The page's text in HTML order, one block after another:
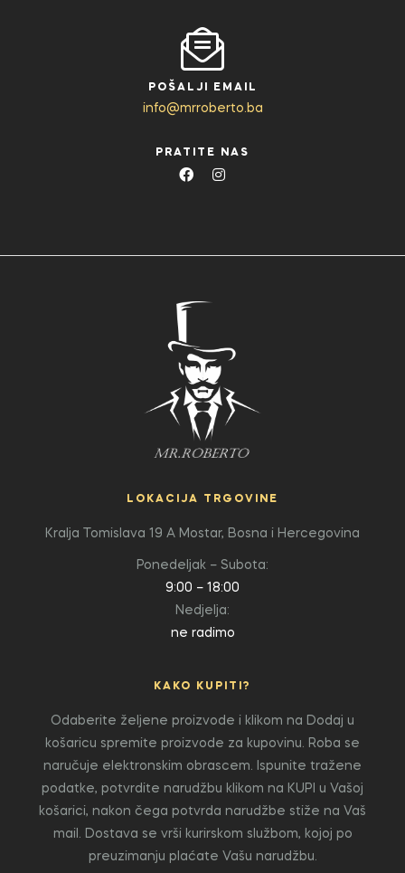
POŠALJI EMAIL
info@mrroberto.ba
PRATITE NAS
LOKACIJA TRGOVINE
Kralja Tomislava 19 A Mostar, Bosna i Hercegovina
Ponedeljak – Subota:
9:00 – 18:00
Nedjelja:
ne radimo
KAKO KUPITI?
Odaberite željene proizvode i klikom na Dodaj u
košaricu spremite proizvode za kupovinu. Roba se
naručuje elektronskim obrascem. Ispunite tražene
podatke, potvrdite narudžbu klikom na KUPI u Vašoj
košarici, nakon čega potvrda narudžbe stiže na Vaš
mail. Dostava se vrši kurirskom službom, kojoj po
preuzimanju plaćate Vašu narudžbu.